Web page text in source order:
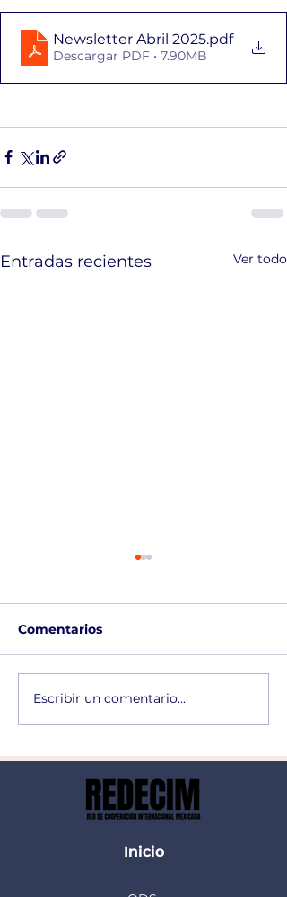
Newsletter Abril 2025.pdf
Descargar PDF • 7.90MB
Entradas recientes Ver todo
Newsletter Julio 2026
Comentarios
Escribir un comentario...
Inicio